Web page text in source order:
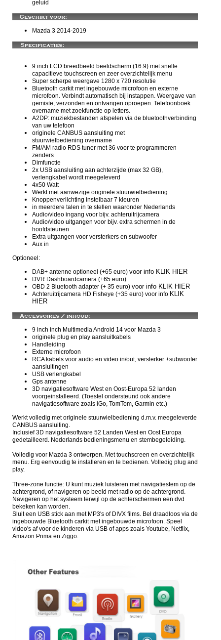
geluid
Mazda 3 2014-2019
9 inch LCD breedbeeld beeldscherm (16:9) met snelle
capacitieve touchscreen en zeer overzichtelijk menu
Super scherpe weergave 1280 x 720 resolutie
Bluetooth carkit met ingebouwde microfoon en externe
microfoon. Verbindt automatisch bij instappen. Weergave van
gemiste, verzonden en ontvangen oproepen. Telefoonboek
overname met zoekfunctie op letters.
A2DP: muziekbestanden afspelen via de bluetoothverbinding
van uw telefoon
originele CANBUS aansluiting met
stuurwielbediening overname
FM/AM radio RDS tuner met 36 voor te programmeren
zenders
Dimfunctie
2x USB aansluiting aan achterzijde (max 32 GB),
verlengkabel wordt meegeleverd
4x50 Watt
Werkt met aanwezige originele stuurwielbediening
Knoppenverlichting instelbaar 7 kleuren
in meerdere talen in te stellen waaronder Nederlands
Audio/video ingang voor bijv. achteruitrijcamera
Audio/video uitgangen voor bijv. extra schermen in de
hoofdsteunen
Extra uitgangen voor versterkers en subwoofer
Aux in
Optioneel:
DAB+ antenne optioneel (+65 euro) voor info KLIK HIER
DVR Dashboardcamera (+65 euro)
OBD 2 Bluetooth adapter (+ 35 euro) voor info KLIK HIER
Achteruitrijcamera HD Fisheye (+35 euro) voor info KLIK
HIER
9 inch inch Multimedia Android 14 voor Mazda 3
originele plug en play aansluitkabels
Handleiding
Externe microfoon
RCA kabels voor audio en video in/out, versterker +subwoofer
aansluitingen
USB verlengkabel
Gps antenne
3D navigatiesoftware West en Oost-Europa 52 landen
voorgeinstalleerd. (Toestel ondersteund ook andere
navigatiesoftware zoals iGo, TomTom, Garmin etc.)
Werkt volledig met originele stuurwielbediening d.m.v. meegeleverde
CANBUS aansluiting.
Inclusief 3D navigatiesoftware 52 Landen West en Oost Europa
gedetailleerd. Nederlands bedieningsmenu en stembegeleiding.
Volledig voor Mazda 3 ontworpen. Met touchscreen en overzichtelijk
menu. Erg eenvoudig te installeren en te bedienen. Volledig plug and
play.
Three-zone functie: U kunt muziek luisteren met navigatiestem op de
achtergrond, of navigeren op beeld met radio op de achtergrond.
Navigeren op het systeem terwijl op de achterschermen een dvd
bekeken kan worden.
Sluit een USB stick aan met MP3's of DIVX films. Bel draadloos via de
ingebouwde Bluetooth carkit met ingebouwde microfoon. Speel
video's af voor de kinderen via USB of apps zoals Youtube, Netflix,
Amazon Prima en Ziggo.